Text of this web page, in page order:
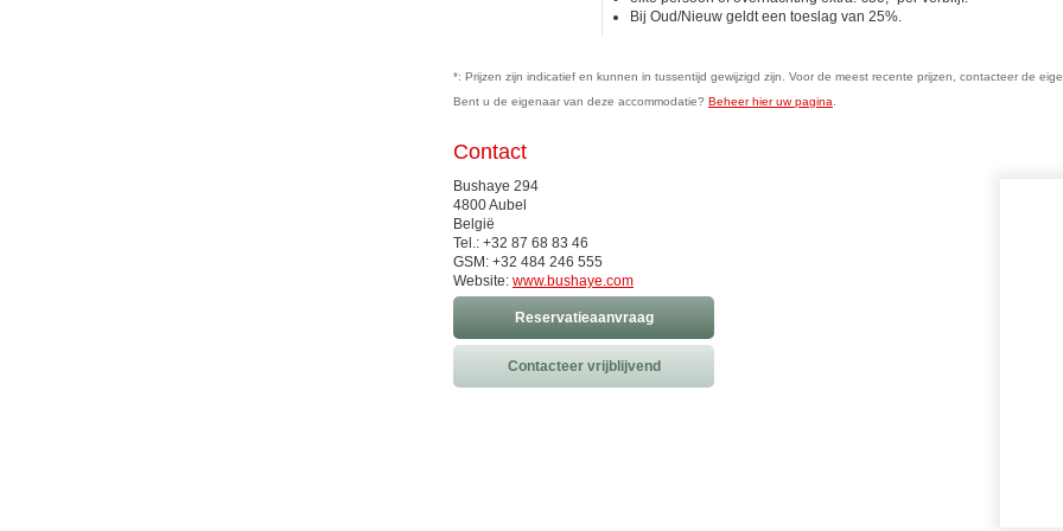
Bij Oud/Nieuw geldt een toeslag van 25%.
*: Prijzen zijn indicatief en kunnen in tussentijd gewijzigd zijn. Voor de meest recente prijzen, contacteer de
Bent u de eigenaar van deze accommodatie? Beheer hier uw pagina
Contact
Bushaye 294
4800 Aubel
België
Tel.: +32 87 68 83 46
GSM: +32 484 246 555
Website: www.bushaye.com
Reservatieaanvraag
Contacteer vrijblijvend